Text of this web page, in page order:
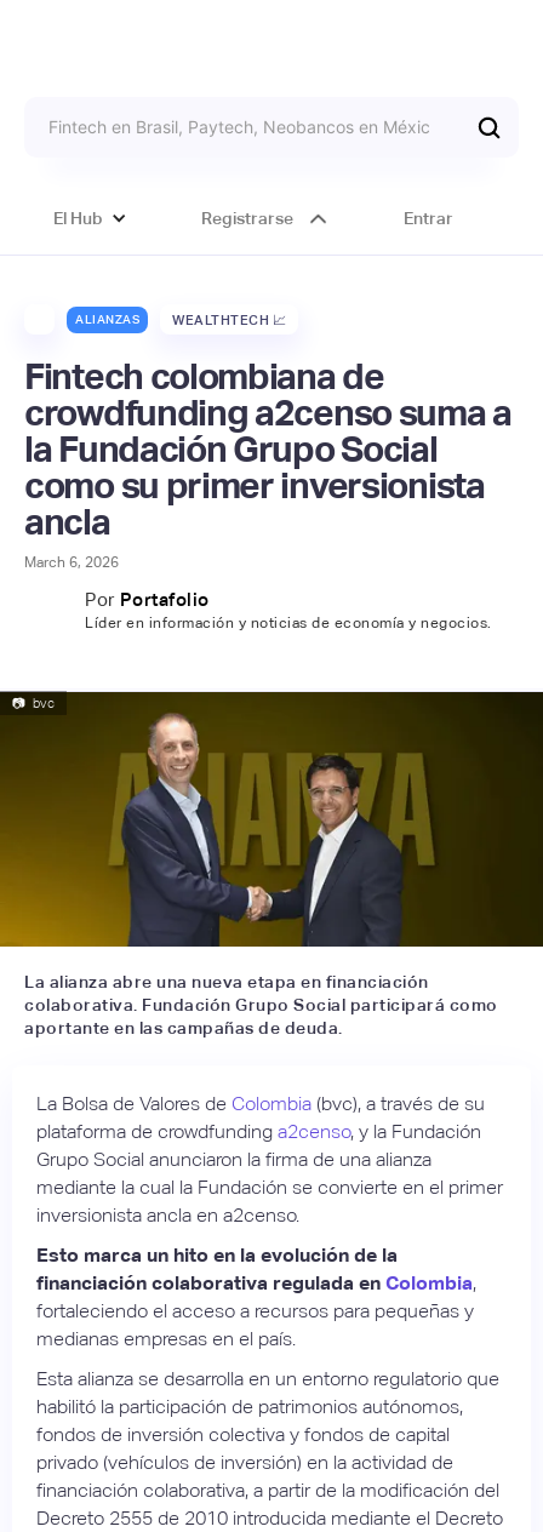
El Hub Registrarse Entrar
ALIANZAS WEALTHTECH 📈
Fintech colombiana de
crowdfunding a2censo suma a
la Fundación Grupo Social
como su primer inversionista
ancla
March 6, 2026
Por Portafolio
Líder en información y noticias de economía y negocios.
📷 bvc
La alianza abre una nueva etapa en financiación
colaborativa. Fundación Grupo Social participará como
aportante en las campañas de deuda.
La Bolsa de Valores de Colombia (bvc), a través de su
plataforma de crowdfunding a2censo, y la Fundación
Grupo Social anunciaron la firma de una alianza
mediante la cual la Fundación se convierte en el primer
inversionista ancla en a2censo.
Esto marca un hito en la evolución de la
financiación colaborativa regulada en Colombia,
fortaleciendo el acceso a recursos para pequeñas y
medianas empresas en el país.
Esta alianza se desarrolla en un entorno regulatorio que
habilitó la participación de patrimonios autónomos,
fondos de inversión colectiva y fondos de capital
privado (vehículos de inversión) en la actividad de
financiación colaborativa, a partir de la modificación del
Decreto 2555 de 2010 introducida mediante el Decreto